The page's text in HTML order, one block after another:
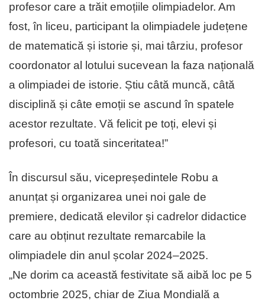
profesor care a trăit emoțiile olimpiadelor. Am
fost, în liceu, participant la olimpiadele județene
de matematică și istorie și, mai târziu, profesor
coordonator al lotului sucevean la faza națională
a olimpiadei de istorie. Știu câtă muncă, câtă
disciplină și câte emoții se ascund în spatele
acestor rezultate. Vă felicit pe toți, elevi și
profesori, cu toată sinceritatea!”
În discursul său, vicepreședintele Robu a
anunțat și organizarea unei noi gale de
premiere, dedicată elevilor și cadrelor didactice
care au obținut rezultate remarcabile la
olimpiadele din anul școlar 2024–2025.
„Ne dorim ca această festivitate să aibă loc pe 5
octombrie 2025, chiar de Ziua Mondială a